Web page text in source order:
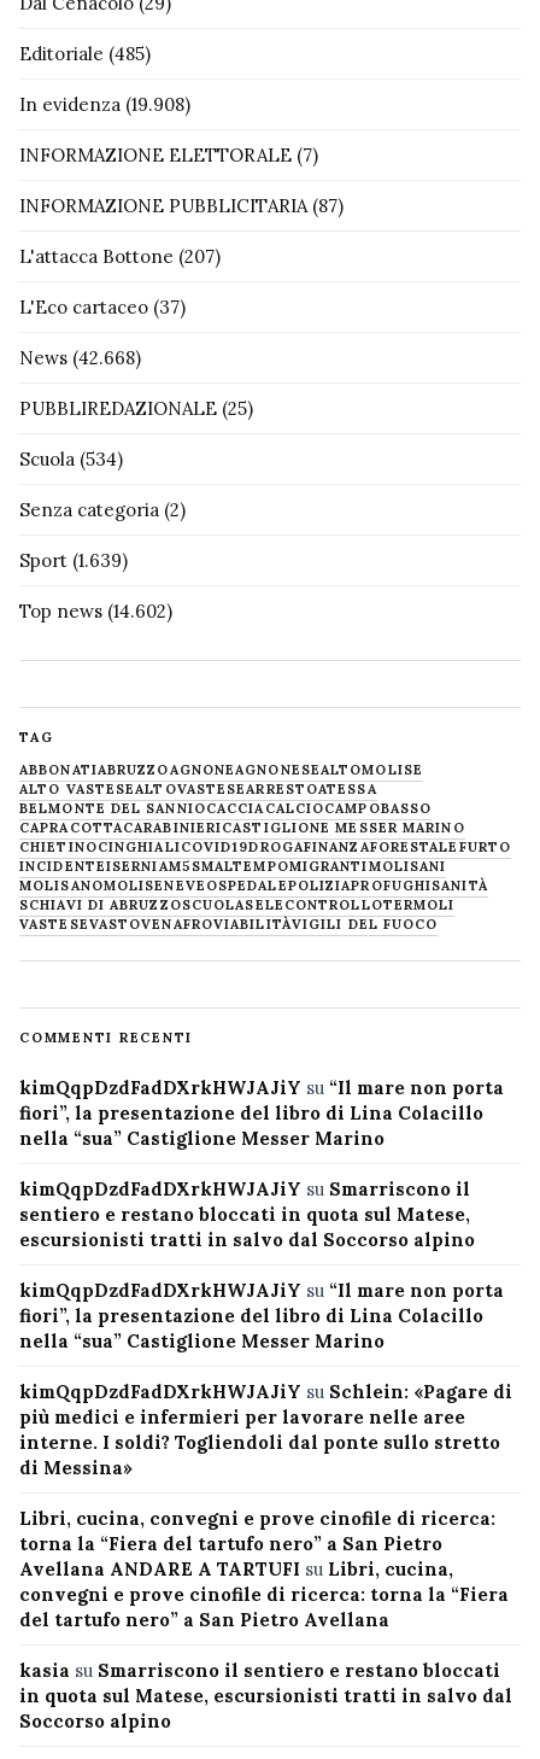
Editoriale (485)
In evidenza (19.908)
INFORMAZIONE ELETTORALE (7)
INFORMAZIONE PUBBLICITARIA(87)
L'attacca Bottone (207)
L'Eco cartaceo (37)
News (42.668)
PUBBLIREDAZIONALE (25)
Scuola (534)
Senza categoria (2)
Sport (1.639)
Top news (14.602)
TAG
ABBONATIABRUZZOAGNONEAGNONESEALTOMOLISE
ALTO VASTESEALTOVASTESEARRESTOATESSA
BELMONTE DEL SANNIOCACCIACALCIOCAMPOBASSO
CAPRACOTTACARABINIERICASTIGLIONE MESSER MARINO
CHIETINOCINGHIALICOVID19DROGAFINANZAFORESTALE FURTO
INCIDENTEISERNIAM5SMALTEMPOMIGRANTIMOLISANI
MOLISANOMOLISENEVE OSPEDALEPOLIZIAPROFUGHISANITÀ
SCHIAVI DI ABRUZZOSCUOLASELECONTROLLOTERMOLI
VASTESEVASTOVENAFROVIABILITÀVIGILI DEL FUOCO
COMMENTI RECENTI
kimQqpDzdFadDXrkHWJAJiY su “Il mare non porta
fiori”, la presentazione del libro di Lina Colacillo
nella “sua” Castiglione Messer Marino
kimQqpDzdFadDXrkHWJAJiY su Smarriscono il
sentiero e restano bloccati in quota sul Matese,
escursionisti tratti in salvo dal Soccorso alpino
kimQqpDzdFadDXrkHWJAJiY su “Il mare non porta
fiori”, la presentazione del libro di Lina Colacillo
nella “sua” Castiglione Messer Marino
kimQqpDzdFadDXrkHWJAJiY su Schlein: «Pagare di
più medici e infermieri per lavorare nelle aree
interne. I soldi? Togliendoli dal ponte sullo stretto
di Messina»
Libri, cucina, convegni e prove cinofile di ricerca:
torna la “Fiera del tartufo nero” a San Pietro
Avellana ANDARE A TARTUFI su Libri, cucina,
convegni e prove cinofile di ricerca: torna la “Fiera
del tartufo nero” a San Pietro Avellana
kasia su Smarriscono il sentiero e restano bloccati
in quota sul Matese, escursionisti tratti in salvo dal
Soccorso alpino